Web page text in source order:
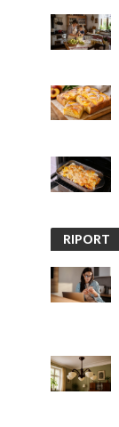
RIPORT